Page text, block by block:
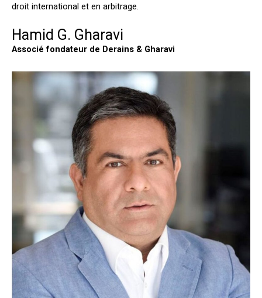
droit international et en arbitrage.
Hamid G. Gharavi
Associé fondateur de Derains & Gharavi